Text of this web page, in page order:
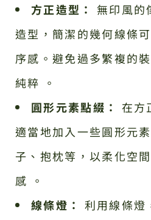
方正造型：
無印風的
造型，簡潔的幾何線條
序感。避免過多繁複的
純粹 。
圓形元素點綴：
在方
適當地加入一些圓形元
子、抱枕等，以柔化空
感 。
線條燈：
利用線條燈